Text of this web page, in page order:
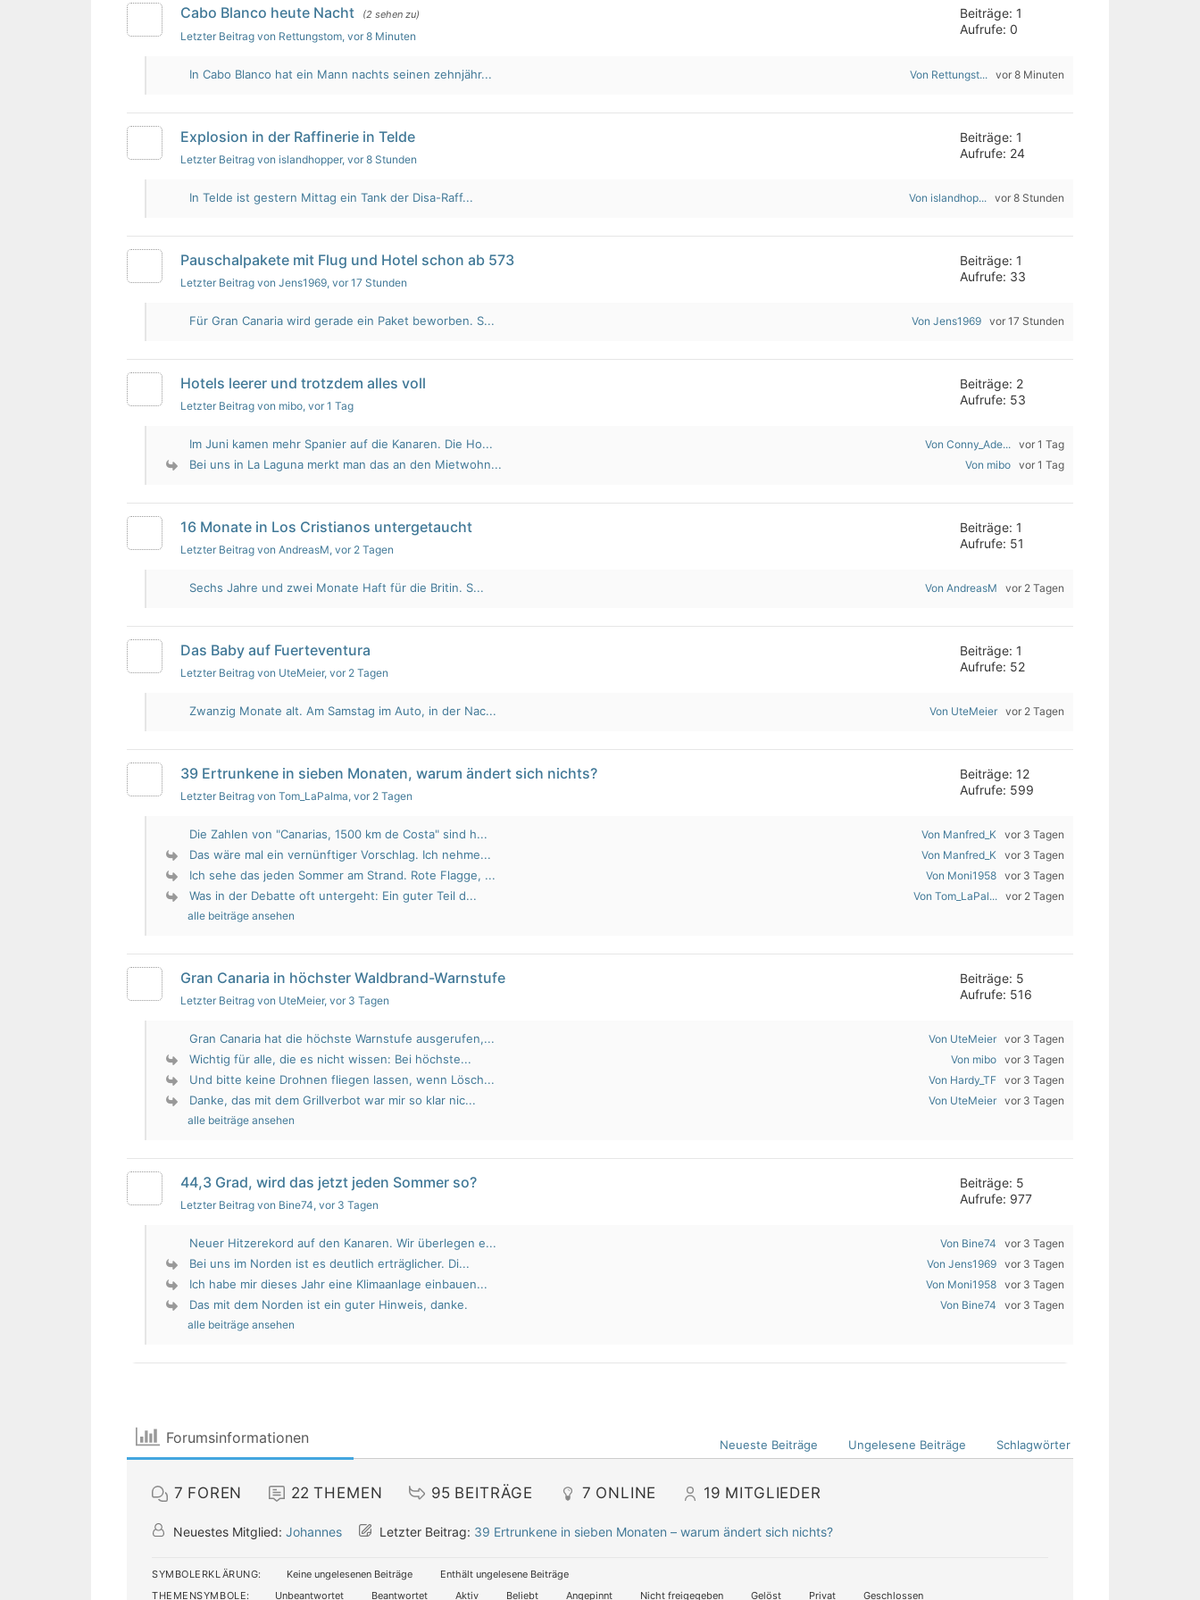
Cabo Blanco heute Nacht (2 sehen zu)
Letzter Beitrag von Rettungstom, vor 8 Minuten
Beiträge: 1
Aufrufe: 0
In Cabo Blanco hat ein Mann nachts seinen zehnjähr... Von Rettungst... vor 8 Minuten
Explosion in der Raffinerie in Telde
Letzter Beitrag von islandhopper, vor 8 Stunden
Beiträge: 1
Aufrufe: 24
In Telde ist gestern Mittag ein Tank der Disa-Raff... Von islandhop... vor 8 Stunden
Pauschalpakete mit Flug und Hotel schon ab 573
Letzter Beitrag von Jens1969, vor 17 Stunden
Beiträge: 1
Aufrufe: 33
Für Gran Canaria wird gerade ein Paket beworben. S... Von Jens1969 vor 17 Stunden
Hotels leerer und trotzdem alles voll
Letzter Beitrag von mibo, vor 1 Tag
Beiträge: 2
Aufrufe: 53
Im Juni kamen mehr Spanier auf die Kanaren. Die Ho... Von Conny_Ade... vor 1 Tag
Bei uns in La Laguna merkt man das an den Mietwohn... Von mibo vor 1 Tag
16 Monate in Los Cristianos untergetaucht
Letzter Beitrag von AndreasM, vor 2 Tagen
Beiträge: 1
Aufrufe: 51
Sechs Jahre und zwei Monate Haft für die Britin. S... Von AndreasM vor 2 Tagen
Das Baby auf Fuerteventura
Letzter Beitrag von UteMeier, vor 2 Tagen
Beiträge: 1
Aufrufe: 52
Zwanzig Monate alt. Am Samstag im Auto, in der Nac... Von UteMeier vor 2 Tagen
39 Ertrunkene in sieben Monaten, warum ändert sich nichts?
Letzter Beitrag von Tom_LaPalma, vor 2 Tagen
Beiträge: 12
Aufrufe: 599
Die Zahlen von "Canarias, 1500 km de Costa" sind h... Von Manfred_K vor 3 Tagen
Das wäre mal ein vernünftiger Vorschlag. Ich nehme... Von Manfred_K vor 3 Tagen
Ich sehe das jeden Sommer am Strand. Rote Flagge, ... Von Moni1958 vor 3 Tagen
Was in der Debatte oft untergeht: Ein guter Teil d... Von Tom_LaPal... vor 2 Tagen
alle beiträge ansehen
Gran Canaria in höchster Waldbrand-Warnstufe
Letzter Beitrag von UteMeier, vor 3 Tagen
Beiträge: 5
Aufrufe: 516
Gran Canaria hat die höchste Warnstufe ausgerufen,... Von UteMeier vor 3 Tagen
Wichtig für alle, die es nicht wissen: Bei höchste... Von mibo vor 3 Tagen
Und bitte keine Drohnen fliegen lassen, wenn Lösch... Von Hardy_TF vor 3 Tagen
Danke, das mit dem Grillverbot war mir so klar nic... Von UteMeier vor 3 Tagen
alle beiträge ansehen
44,3 Grad, wird das jetzt jeden Sommer so?
Letzter Beitrag von Bine74, vor 3 Tagen
Beiträge: 5
Aufrufe: 977
Neuer Hitzerekord auf den Kanaren. Wir überlegen e... Von Bine74 vor 3 Tagen
Bei uns im Norden ist es deutlich erträglicher. Di... Von Jens1969 vor 3 Tagen
Ich habe mir dieses Jahr eine Klimaanlage einbauen... Von Moni1958 vor 3 Tagen
Das mit dem Norden ist ein guter Hinweis, danke. Von Bine74 vor 3 Tagen
alle beiträge ansehen
Forumsinformationen Neueste Beiträge Ungelesene Beiträge Schlagwörter
7 FOREN 22 THEMEN 95 BEITRÄGE 7 ONLINE 19 MITGLIEDER
Neuestes Mitglied: Johannes Letzter Beitrag: 39 Ertrunkene in sieben Monaten – warum ändert sich nichts?
SYMBOLERKLÄRUNG: Keine ungelesenen Beiträge
Enthält ungelesene Beiträge
THEMENSYMBOLE:
Unbeantwortet Beantwortet Aktiv Beliebt Angepinnt Nicht freigegeben Gelöst Privat Geschlossen